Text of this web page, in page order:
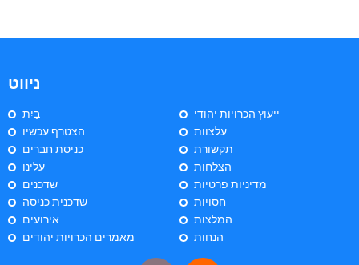
ניווט
בַּיִת
הצטרף עכשיו
כניסת חברים
עלינו
שדכנים
שדכנית כניסה
אירועים
מאמרים הכרויות יהודים
ייעוץ הכרויות יהודי
עלצוות
תקשורת
הצלחות
מדיניות פרטיות
חסויות
המלצות
הנחות